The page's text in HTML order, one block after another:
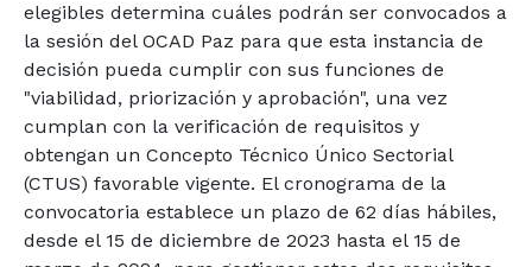
elegibles determina cuáles podrán ser convocados a
la sesión del OCAD Paz para que esta instancia de
decisión pueda cumplir con sus funciones de
"viabilidad, priorización y aprobación", una vez
cumplan con la verificación de requisitos y
obtengan un Concepto Técnico Único Sectorial
(CTUS) favorable vigente. El cronograma de la
convocatoria establece un plazo de 62 días hábiles,
desde el 15 de diciembre de 2023 hasta el 15 de